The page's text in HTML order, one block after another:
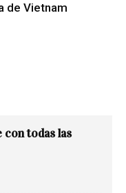
de Vietnam
todas las